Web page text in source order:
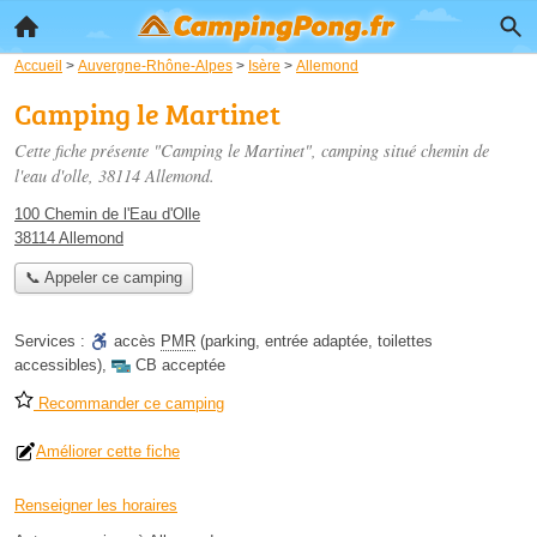
Accueil > Auvergne-Rhône-Alpes > Isère > Allemond
Camping le Martinet
Cette fiche présente "Camping le Martinet", camping situé chemin de
l'eau d'olle, 38114 Allemond.
100 Chemin de l'Eau d'Olle
38114 Allemond
📞 Appeler ce camping
Services : accès PMR (parking, entrée adaptée, toilettes
accessibles), CB acceptée
Recommander ce camping
Améliorer cette fiche
Renseigner les horaires